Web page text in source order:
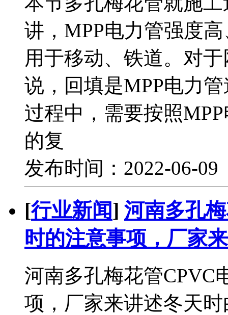
讲，MPP电力管强度
用于移动、铁道。对
说，回填是MPP电力
过程中，需要按照
的复
发布时间：2022-06-
[行业新闻] 河南多孔
时的注意事项，厂家
河南多孔梅花管CPVC
项，厂家来讲述冬天